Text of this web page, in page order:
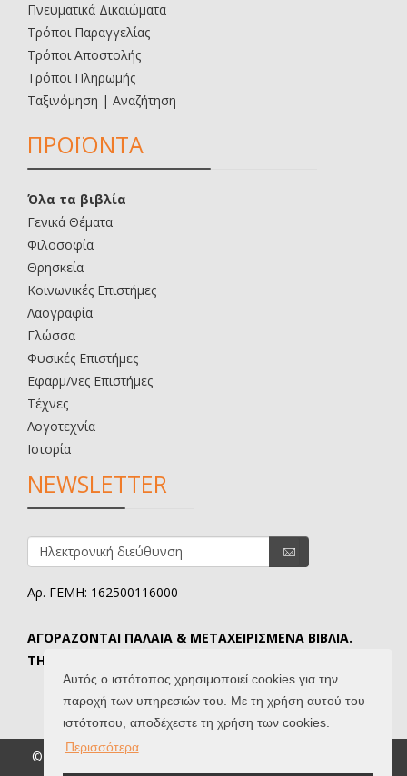
Αυτός ο ιστότοπος χρησιμοποιεί cookies για την
παροχή των υπηρεσιών του. Με τη χρήση αυτού του
ιστότοπου, αποδέχεστε τη χρήση των cookies.
Περισσότερα
Πνευματικά Δικαιώματα
Τρόποι Παραγγελίας
Τρόποι Αποστολής
Τρόποι Πληρωμής
Ταξινόμηση | Αναζήτηση
ΠΡΟΪΟΝΤΑ
Όλα τα βιβλία
Γενικά Θέματα
Φιλοσοφία
Θρησκεία
Κοινωνικές Επιστήμες
Λαογραφία
Γλώσσα
Φυσικές Επιστήμες
Εφαρμ/νες Επιστήμες
Τέχνες
Λογοτεχνία
Ιστορία
NEWSLETTER
Αρ. ΓΕΜΗ: 162500116000
ΑΓΟΡΑΖΟΝΤΑΙ ΠΑΛΑΙΑ & ΜΕΤΑΧΕΙΡΙΣΜΕΝΑ ΒΙΒΛΙΑ.
ΤΗΛ. ΕΠΙΚΟΙΝΩΝΙΑΣ: 6907645346.
© 2026 Βιβλιοδίφης. All Rights Reserved. |